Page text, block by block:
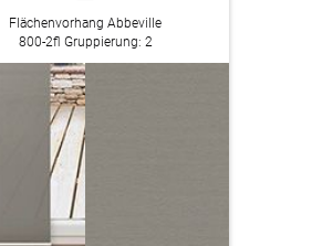
Flächenvorhang Abbeville
800-2fl Gruppierung: 2